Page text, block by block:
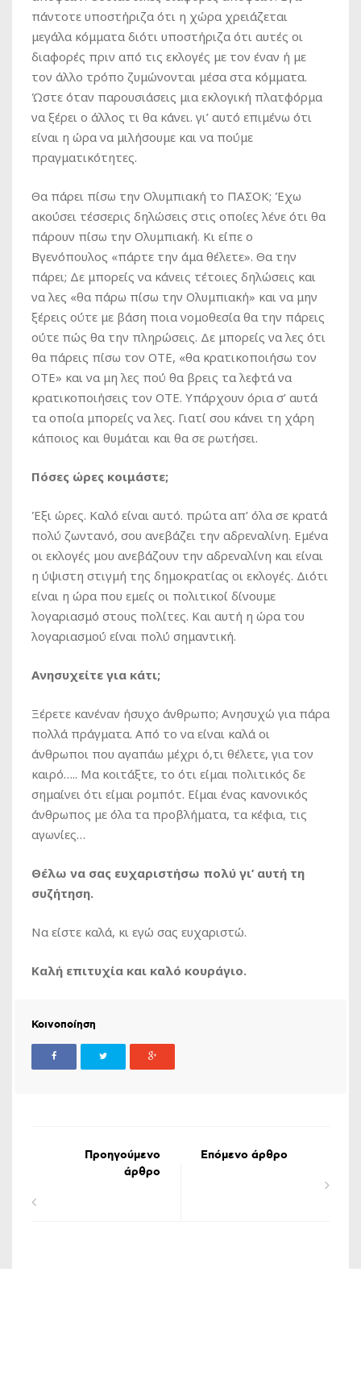
πάντοτε υποστήριζα ότι η χώρα χρειάζεται
μεγάλα κόμματα διότι υποστήριζα ότι αυτές οι
διαφορές πριν από τις εκλογές με τον έναν ή με
τον άλλο τρόπο ζυμώνονται μέσα στα κόμματα.
Ώστε όταν παρουσιάσεις μια εκλογική πλατφόρμα
να ξέρει ο άλλος τι θα κάνει. γι’ αυτό επιμένω ότι
είναι η ώρα να μιλήσουμε και να πούμε
πραγματικότητες.
Θα πάρει πίσω την Ολυμπιακή το ΠΑΣΟΚ; Έχω
ακούσει τέσσερις δηλώσεις στις οποίες λένε ότι θα
πάρουν πίσω την Ολυμπιακή. Κι είπε ο
Βγενόπουλος «πάρτε την άμα θέλετε». Θα την
πάρει; Δε μπορείς να κάνεις τέτοιες δηλώσεις και
να λες «θα πάρω πίσω την Ολυμπιακή» και να μην
ξέρεις ούτε με βάση ποια νομοθεσία θα την πάρεις
ούτε πώς θα την πληρώσεις. Δε μπορείς να λες ότι
θα πάρεις πίσω τον ΟΤΕ, «θα κρατικοποιήσω τον
ΟΤΕ» και να μη λες πού θα βρεις τα λεφτά να
κρατικοποιήσεις τον ΟΤΕ. Υπάρχουν όρια σ’ αυτά
τα οποία μπορείς να λες. Γιατί σου κάνει τη χάρη
κάποιος και θυμάται και θα σε ρωτήσει.
Πόσες ώρες κοιμάστε;
Έξι ώρες. Καλό είναι αυτό. πρώτα απ’ όλα σε κρατά
πολύ ζωντανό, σου ανεβάζει την αδρεναλίνη. Εμένα
οι εκλογές μου ανεβάζουν την αδρεναλίνη και είναι
η ύψιστη στιγμή της δημοκρατίας οι εκλογές. Διότι
είναι η ώρα που εμείς οι πολιτικοί δίνουμε
λογαριασμό στους πολίτες. Και αυτή η ώρα του
λογαριασμού είναι πολύ σημαντική.
Ανησυχείτε για κάτι;
Ξέρετε κανέναν ήσυχο άνθρωπο; Ανησυχώ για πάρα
πολλά πράγματα. Από το να είναι καλά οι
άνθρωποι που αγαπάω μέχρι ό,τι θέλετε, για τον
καιρό….. Μα κοιτάξτε, το ότι είμαι πολιτικός δε
σημαίνει ότι είμαι ρομπότ. Είμαι ένας κανονικός
άνθρωπος με όλα τα προβλήματα, τα κέφια, τις
αγωνίες…
Θέλω να σας ευχαριστήσω πολύ γι’ αυτή τη
συζήτηση.
Να είστε καλά, κι εγώ σας ευχαριστώ.
Καλή επιτυχία και καλό κουράγιο.
Κοινοποίηση
Προηγούμενο
άρθρο
Επόμενο άρθρο